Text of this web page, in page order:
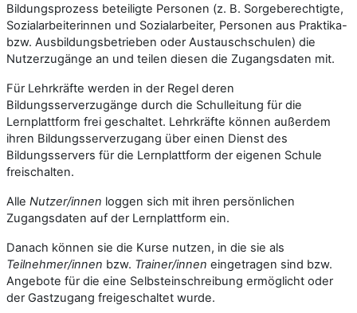
Bildungsprozess beteiligte Personen (z. B. Sorgeberechtigte,
Sozialarbeiterinnen und Sozialarbeiter, Personen aus Praktika-
bzw. Ausbildungsbetrieben oder Austauschschulen) die
Nutzerzugänge an und teilen diesen die Zugangsdaten mit.
Für Lehrkräfte werden in der Regel deren
Bildungsserverzugänge durch die Schulleitung für die
Lernplattform frei geschaltet. Lehrkräfte können außerdem
ihren Bildungsserverzugang über einen Dienst des
Bildungsservers für die Lernplattform der eigenen Schule
freischalten.
Alle Nutzer/innen loggen sich mit ihren persönlichen
Zugangsdaten auf der Lernplattform ein.
Danach können sie die Kurse nutzen, in die sie als
Teilnehmer/innen bzw. Trainer/innen eingetragen sind bzw.
Angebote für die eine Selbsteinschreibung ermöglicht oder
der Gastzugang freigeschaltet wurde.